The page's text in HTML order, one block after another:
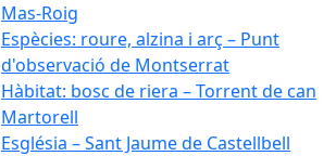
Mas-Roig
Espècies: roure, alzina i arç – Punt
d'observació de Montserrat
Hàbitat: bosc de riera – Torrent de can
Martorell
Església – Sant Jaume de Castellbell